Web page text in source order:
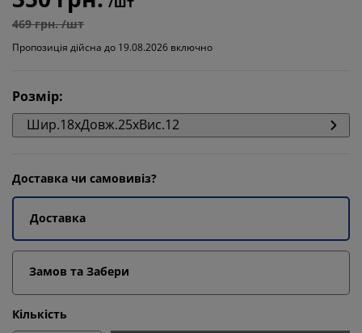
469 грн. /шт
Пропозиція дійсна до 19.08.2026 включно
Розмір:
Шир.18xДовж.25xВис.12
Доставка чи самовивіз?
Доставка
Замов та Забери
Кількість